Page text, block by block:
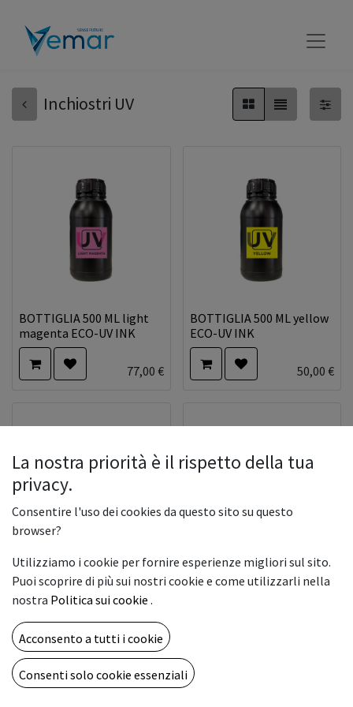
Inchiostri UV
BOTTIGLIA 500 ML light
magenta ECO-UV INK
77,00 €
BOTTIGLIA 500 ML yellow
ECO-UV INK
50,00 €
BOTTIGLIA 500 ML glossy
ECO-UV INK
77,00€
BOTTIGLIA 500 ML black
ECO-UV INK
La nostra priorità è il rispetto della tua
privacy.
Consentire l'uso dei cookies da questo sito su questo
browser?
Utilizziamo i cookie per fornire esperienze migliori sul sito.
Puoi scoprire di più sui nostri cookie e come utilizzarli nella
nostra Politica sui cookie .
Acconsento a tutti i cookie
Consenti solo cookie essenziali